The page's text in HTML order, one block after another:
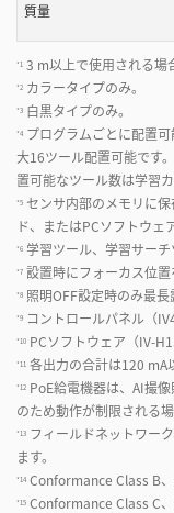
質量
*1 3 m以上で使用される場
*2 カラータイプのみ。
*3 白黒タイプのみ。
*4 プログラムごとに配置
大16ツール配置可能です
置可能なツール数は学習
*5 センサ内部のメモリに
ド、またはPCソフトウェ
*6 学習ツール、学習サー
*7 設置時にフォーカス位
*8 照明OFF設定時のみ最長
*9 コントロールパネル（
*10 PCソフトウェア（IV-
*11 各出力の合計は120 mA
*12 PoE給電機器は、AI撮
のため動作が制限される場
*13 フィールドネットワー
ます。
*14 Conformance Class B
*15 Conformance Class C